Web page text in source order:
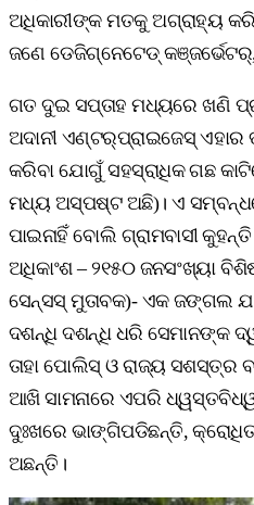
ଅଧିକାରୀଙ୍କ ମତକୁ ଅଗ୍ରାହ୍ୟ
ଜଣେ ଡେଜିଗ୍‌ନେଟେଡ୍‌
ଗତ ଦୁଇ ସପ୍ତାହ ମଧ୍ୟରେ ଖଣି
ଅଦାନୀ ଏଣ୍ଟର୍‌ପ୍ରାଇଜେସ୍‌
କରିବା ଯୋଗୁଁ ସହସ୍ରାଧିକ ଗଛ
ମଧ୍ୟ ଅସ୍ପଷ୍ଟ ଅଛି)। ଏ
ପାଇନାହିଁ ବୋଲି ଗ୍ରାମବାସୀ
ଅଧିକାଂଶ – ୨୧୫୦ ଜନସଂଖ୍ୟା
ସେନ୍‌ସସ୍‌ ମୁତାବକ)- ଏକ ଜଙ୍ଗଲ
ଦଶନ୍ଧି ଦଶନ୍ଧି ଧରି ସେମାନଙ୍କ
ତାହା ପୋଲିସ୍‌ ଓ ରାଜ୍ୟ ସଶସ୍ତ୍ର
ଆଖି ସାମନାରେ ଏପରି
ଦୁଃଖରେ ଭାଙ୍ଗିପଡିଛନ୍ତି,
ଅଛନ୍ତି।